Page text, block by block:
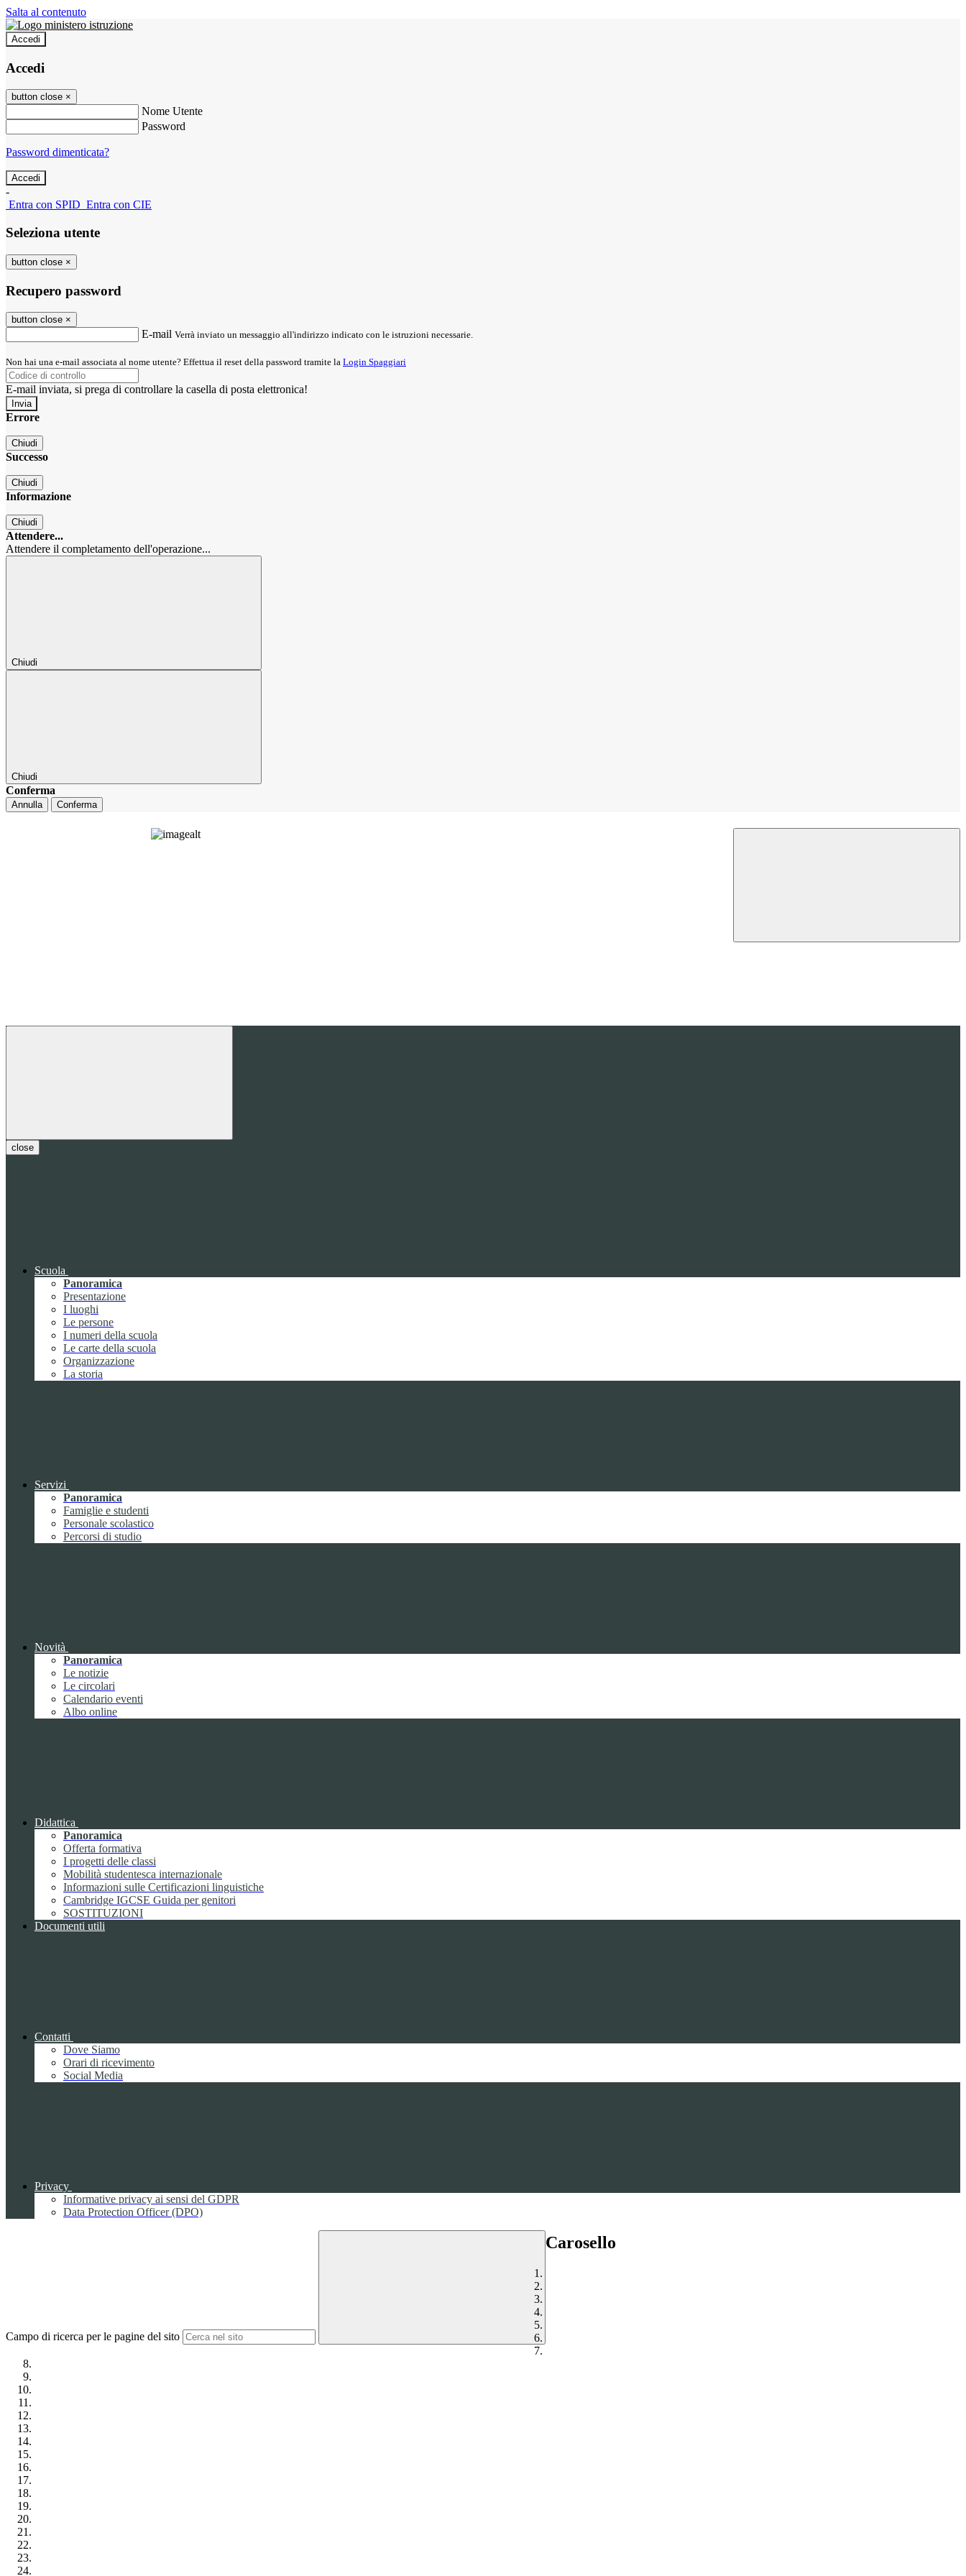
Salta al contenuto
Accedi
Accedi
button close ×
Nome Utente
Password
Password dimenticata?
-
Entra con SPID Entra con CIE
Seleziona utente
button close ×
Recupero password
button close ×
E-mail Verrà inviato un messaggio all'indirizzo indicato con le istruzioni necessarie.
Non hai una e-mail associata al nome utente? Effettua il reset della password tramite la Login Spaggiari
E-mail inviata, si prega di controllare la casella di posta elettronica!
Errore
Chiudi
Successo
Chiudi
Informazione
Chiudi
Attendere...
Attendere il completamento dell'operazione...
Chiudi
Chiudi
Conferma
Annulla Conferma
close
Scuola
Panoramica
Presentazione
I luoghi
Le persone
I numeri della scuola
Le carte della scuola
Organizzazione
La storia
Servizi
Panoramica
Famiglie e studenti
Personale scolastico
Percorsi di studio
Novità
Panoramica
Le notizie
Le circolari
Calendario eventi
Albo online
Didattica
Panoramica
Offerta formativa
I progetti delle classi
Mobilità studentesca internazionale
Informazioni sulle Certificazioni linguistiche
Cambridge IGCSE Guida per genitori
SOSTITUZIONI
Documenti utili
Contatti
Dove Siamo
Orari di ricevimento
Social Media
Privacy
Informative privacy ai sensi del GDPR
Data Protection Officer (DPO)
Campo di ricerca per le pagine del sito
Carosello